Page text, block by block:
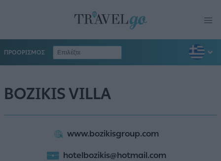
ΠΡΟΟΡΙΣΜΟΣ
BOZIKIS VILLA
www.bozikisgroup.com
hotelbozikis@hotmail.com